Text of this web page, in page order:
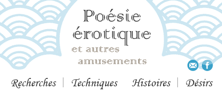
Recherches Techniques Histoires Désirs